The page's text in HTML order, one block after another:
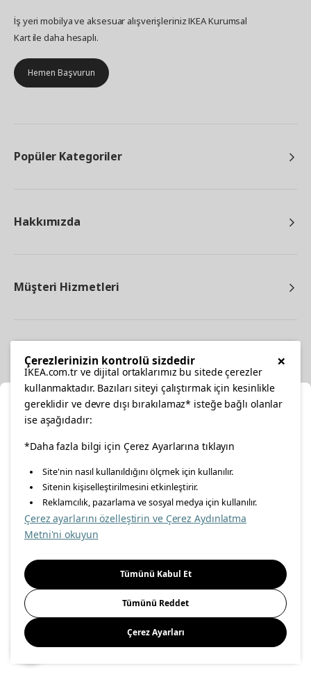
İş yeri mobilya ve aksesuar alışverişleriniz IKEA Kurumsal
Kart ile daha hesaplı.
Hemen Başvurun
Popüler Kategoriler
Hakkımızda
Müşteri Hizmetleri
facebooktwitterinstagrampinterestyoutube
linkedin
Enerji Politikası Bilgi Güvenliği Politikası
Gıda Güvenliği Politikası
Önemli Bilgilendirme İnternet Sitesi Gizlilik Politikası
Kişisel Verilerin Korunması
© Inter IKEA Systems B.V 1999-
Konumunuzu Seçin
İnternetten vereceğiniz siparişlerinizde size özel hizmet ve
içerikleri görebilmek için lütfen konumuzu seçin.
İl seçiniz
Seçiniz
Kaydet
×
Çerezlerinizin kontrolü sizdedir
IKEA.com.tr ve dijital ortaklarımız bu sitede çerezler
kullanmaktadır. Bazıları siteyi çalıştırmak için kesinlikle
gereklidir ve devre dışı bırakılamaz* isteğe bağlı olanlar
ise aşağıdadır:
*Daha fazla bilgi için Çerez Ayarlarına tıklayın
Site'nin nasıl kullanıldığını ölçmek için kullanılır.
Sitenin kişiselleştirilmesini etkinleştirir.
Reklamcılık, pazarlama ve sosyal medya için kullanılır.
Çerez ayarlarını özelleştirin ve Çerez Aydınlatma
Metni'ni okuyun
Tümünü Kabul Et
Tümünü Reddet
Çerez Ayarları